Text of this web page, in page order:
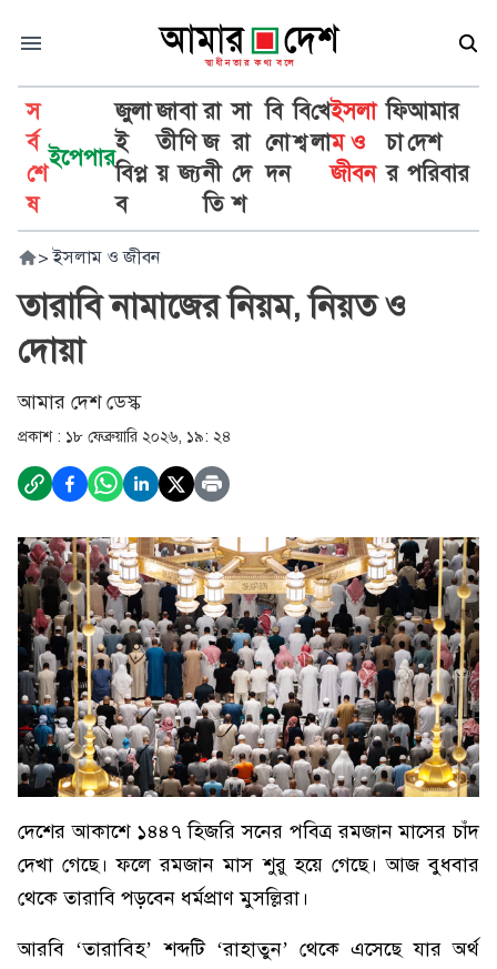
স
র্ব
শে
ষ
ইপেপার
জুলা
ই
বিপ্ল
ব
জা
তী
য়
বা
ণি
জ্য
রা
জ
নী
তি
সা
রা
দে
শ
বি
নো
দন
বি
শ্ব
খে
লা
ইসলা
ম ও
জীবন
ফি
চা
র
আমার
দেশ
পরিবার
> ইসলাম ও জীবন
তারাবি নামাজের নিয়ম, নিয়ত ও
দোয়া
আমার দেশ ডেস্ক
প্রকাশ : ১৮ ফেব্রুয়ারি ২০২৬, ১৯: ২৪
দেশের আকাশে ১৪৪৭ হিজরি সনের পবিত্র রমজান মাসের চাঁদ
দেখা গেছে। ফলে রমজান মাস শুরু হয়ে গেছে। আজ বুধবার
থেকে তারাবি পড়বেন ধর্মপ্রাণ মুসল্লিরা।
আরবি ‘তারাবিহ’ শব্দটি ‘রাহাতুন’ থেকে এসেছে যার অর্থ